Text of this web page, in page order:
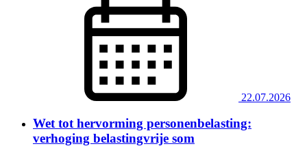
22.07.2026
Wet tot hervorming personenbelasting:
verhoging belastingvrije som